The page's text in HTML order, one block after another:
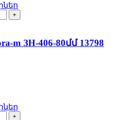
ЗН-406-80մմ 13798